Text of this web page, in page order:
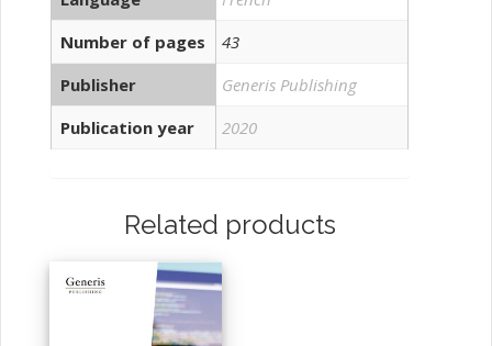
l’électrocoagulation
avec
les
électrodes
d’aluminium
coagulation
avec
Number of pages
43
Publisher
Generis Publishing
Publication year
2020
Related products